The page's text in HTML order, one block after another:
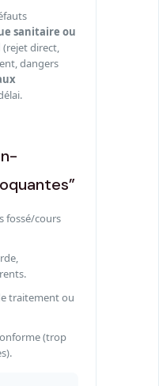
sanitaire ou
(rejet direct,
dangers
fossé/cours
traitement ou
(trop